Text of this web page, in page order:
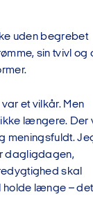
uden begrebet
sin tvivl og
et vilkår. Men
længere. Der
meningsfuldt.
dagligdagen,
skal
holde længe – det